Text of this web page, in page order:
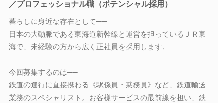
／プロフェッショナル職（ポテンシャル採用）
暮らしに身近な存在として──
日本の大動脈である東海道新幹線と運営を担っているＪＲ東
海で、未経験の方から広く正社員を採用します。
今回募集するのは──
鉄道の運行に直接携わる《駅係員・乗務員》など、鉄道輸送
業務のスペシャリスト。お客様サービスの最前線を担い、鉄